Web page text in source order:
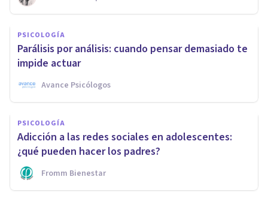
PSICOLOGÍA
Parálisis por análisis: cuando pensar demasiado te
impide actuar
Avance Psicólogos
PSICOLOGÍA
Adicción a las redes sociales en adolescentes:
¿qué pueden hacer los padres?
Fromm Bienestar